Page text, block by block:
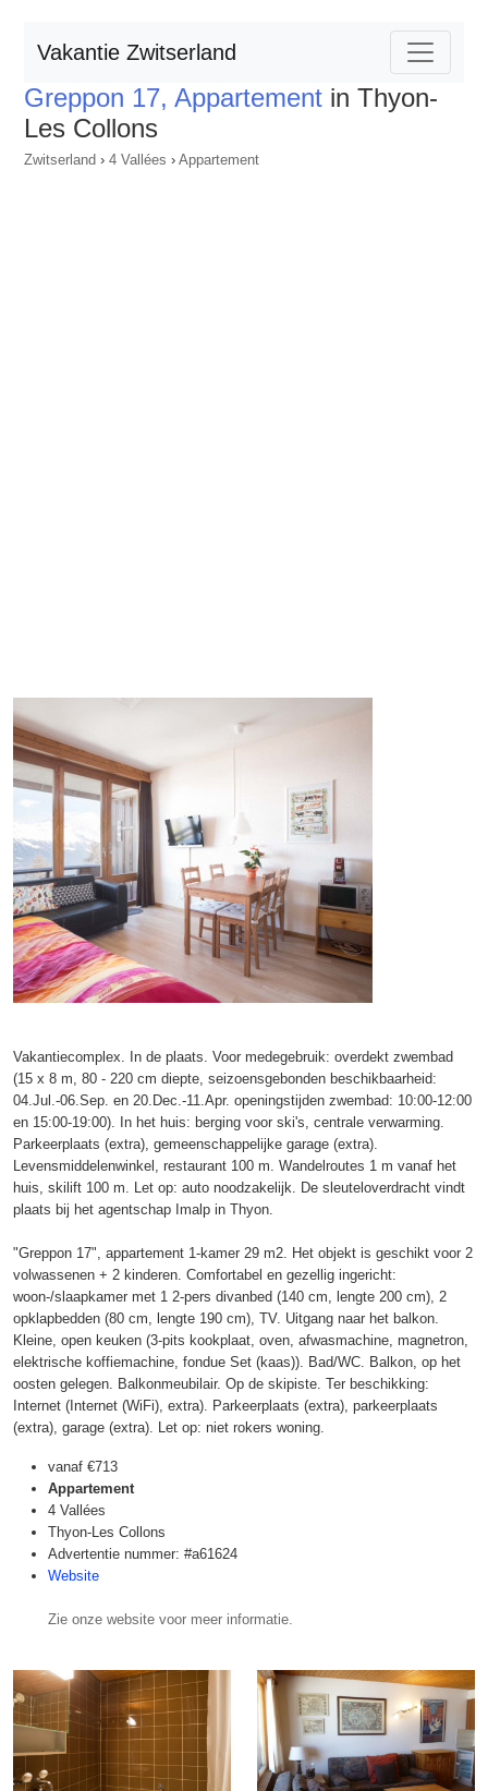
Vakantie Zwitserland
Greppon 17, Appartement in Thyon-
Les Collons
Zwitserland › 4 Vallées › Appartement
Vakantiecomplex. In de plaats. Voor medegebruik: overdekt zwembad
(15 x 8 m, 80 - 220 cm diepte, seizoensgebonden beschikbaarheid:
04.Jul.-06.Sep. en 20.Dec.-11.Apr. openingstijden zwembad: 10:00-12:00
en 15:00-19:00). In het huis: berging voor ski's, centrale verwarming.
Parkeerplaats (extra), gemeenschappelijke garage (extra).
Levensmiddelenwinkel, restaurant 100 m. Wandelroutes 1 m vanaf het
huis, skilift 100 m. Let op: auto noodzakelijk. De sleuteloverdracht vindt
plaats bij het agentschap Imalp in Thyon.
"Greppon 17", appartement 1-kamer 29 m2. Het objekt is geschikt voor 2
volwassenen + 2 kinderen. Comfortabel en gezellig ingericht:
woon-/slaapkamer met 1 2-pers divanbed (140 cm, lengte 200 cm), 2
opklapbedden (80 cm, lengte 190 cm), TV. Uitgang naar het balkon.
Kleine, open keuken (3-pits kookplaat, oven, afwasmachine, magnetron,
elektrische koffiemachine, fondue Set (kaas)). Bad/WC. Balkon, op het
oosten gelegen. Balkonmeubilair. Op de skipiste. Ter beschikking:
Internet (Internet (WiFi), extra). Parkeerplaats (extra), parkeerplaats
(extra), garage (extra). Let op: niet rokers woning.
vanaf €713
Appartement
4 Vallées
Thyon-Les Collons
Advertentie nummer: #a61624
Website
Zie onze website voor meer informatie.